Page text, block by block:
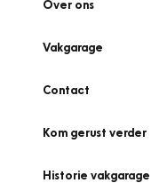
Over ons
Vakgarage
Contact
Kom gerust verder
Historie vakgarage